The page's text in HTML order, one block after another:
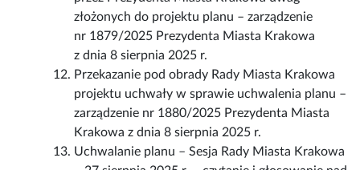
złożonych do projektu planu – zarządzenie
nr 1879/2025 Prezydenta Miasta Krakowa
z dnia 8 sierpnia 2025 r.
Przekazanie pod obrady Rady Miasta Krakowa
projektu uchwały w sprawie uchwalenia planu –
zarządzenie nr 1880/2025 Prezydenta Miasta
Krakowa z dnia 8 sierpnia 2025 r.
Uchwalanie planu – Sesja Rady Miasta Krakowa